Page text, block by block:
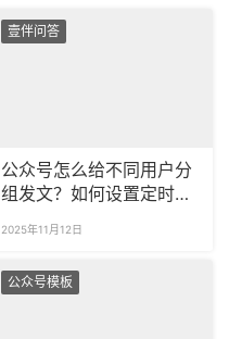
壹伴问答
公众号怎么给不同用户分
组发文？如何设置定时发
2025年11月12日
公众号模板